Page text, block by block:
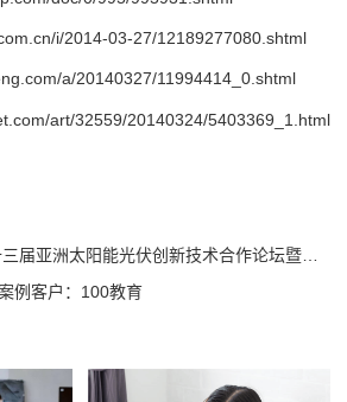
i/2014-03-27/12189277080.shtml
a/20140327/11994414_0.shtml
art/32559/20140324/5403369_1.html
例客户：100教育